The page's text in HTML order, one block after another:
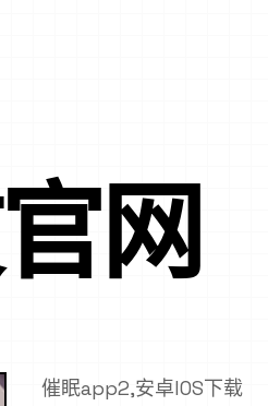
网
催眠app2,安卓IOS下载